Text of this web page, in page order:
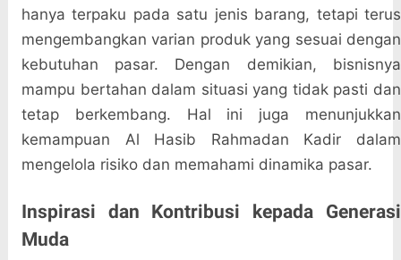
hanya terpaku pada satu jenis barang, tetapi terus
mengembangkan varian produk yang sesuai dengan
kebutuhan pasar. Dengan demikian, bisnisnya
mampu bertahan dalam situasi yang tidak pasti dan
tetap berkembang. Hal ini juga menunjukkan
kemampuan Al Hasib Rahmadan Kadir dalam
mengelola risiko dan memahami dinamika pasar.
Inspirasi dan Kontribusi kepada Generasi
Muda